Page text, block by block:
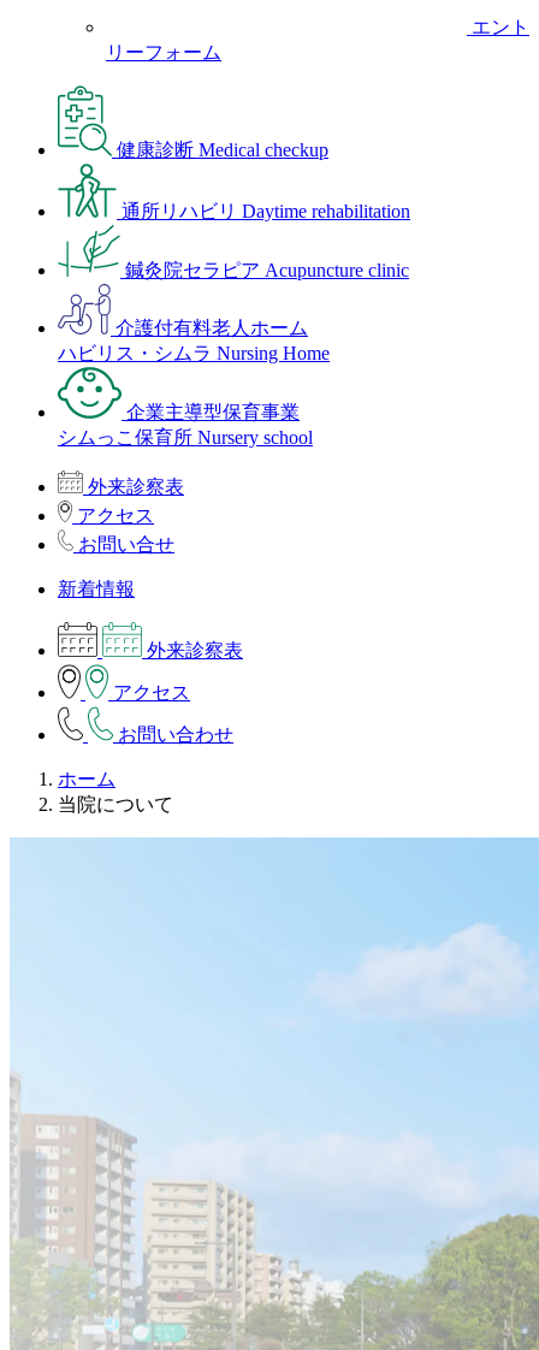
エント
リーフォーム
健康診断 Medical checkup
通所リハビリ Daytime rehabilitation
鍼灸院セラピア Acupuncture clinic
介護付有料老人ホーム
ハビリス・シムラ Nursing Home
企業主導型保育事業
シムっこ保育所 Nursery school
外来診察表
アクセス
お問い合せ
新着情報
外来診察表
アクセス
お問い合わせ
ホーム
当院について